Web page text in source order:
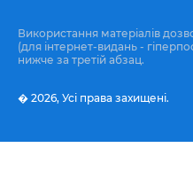
Використання матеріалів
(для інтернет-видань -
нижче за третій абзац.
� 2026, Усі права захищені.